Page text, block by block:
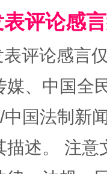
评论感
评论感言
、中国全
国法制新
描述。 注